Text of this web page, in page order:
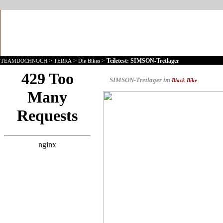
TEAMDOCHNOCH > TERRA > Die Bikes > Teiletest: SIMSON-Tretlager
SIMSON-Tretlager imBlack Bike